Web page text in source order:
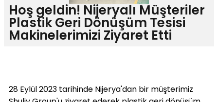
Hoş geldin! Nijeryalı Müşteriler
Plastik Geri Dönüşüm Tesisi
Makinelerimizi Ziyaret Etti
28 Eylül 2023 tarihinde Nijerya'dan bir müşterimiz